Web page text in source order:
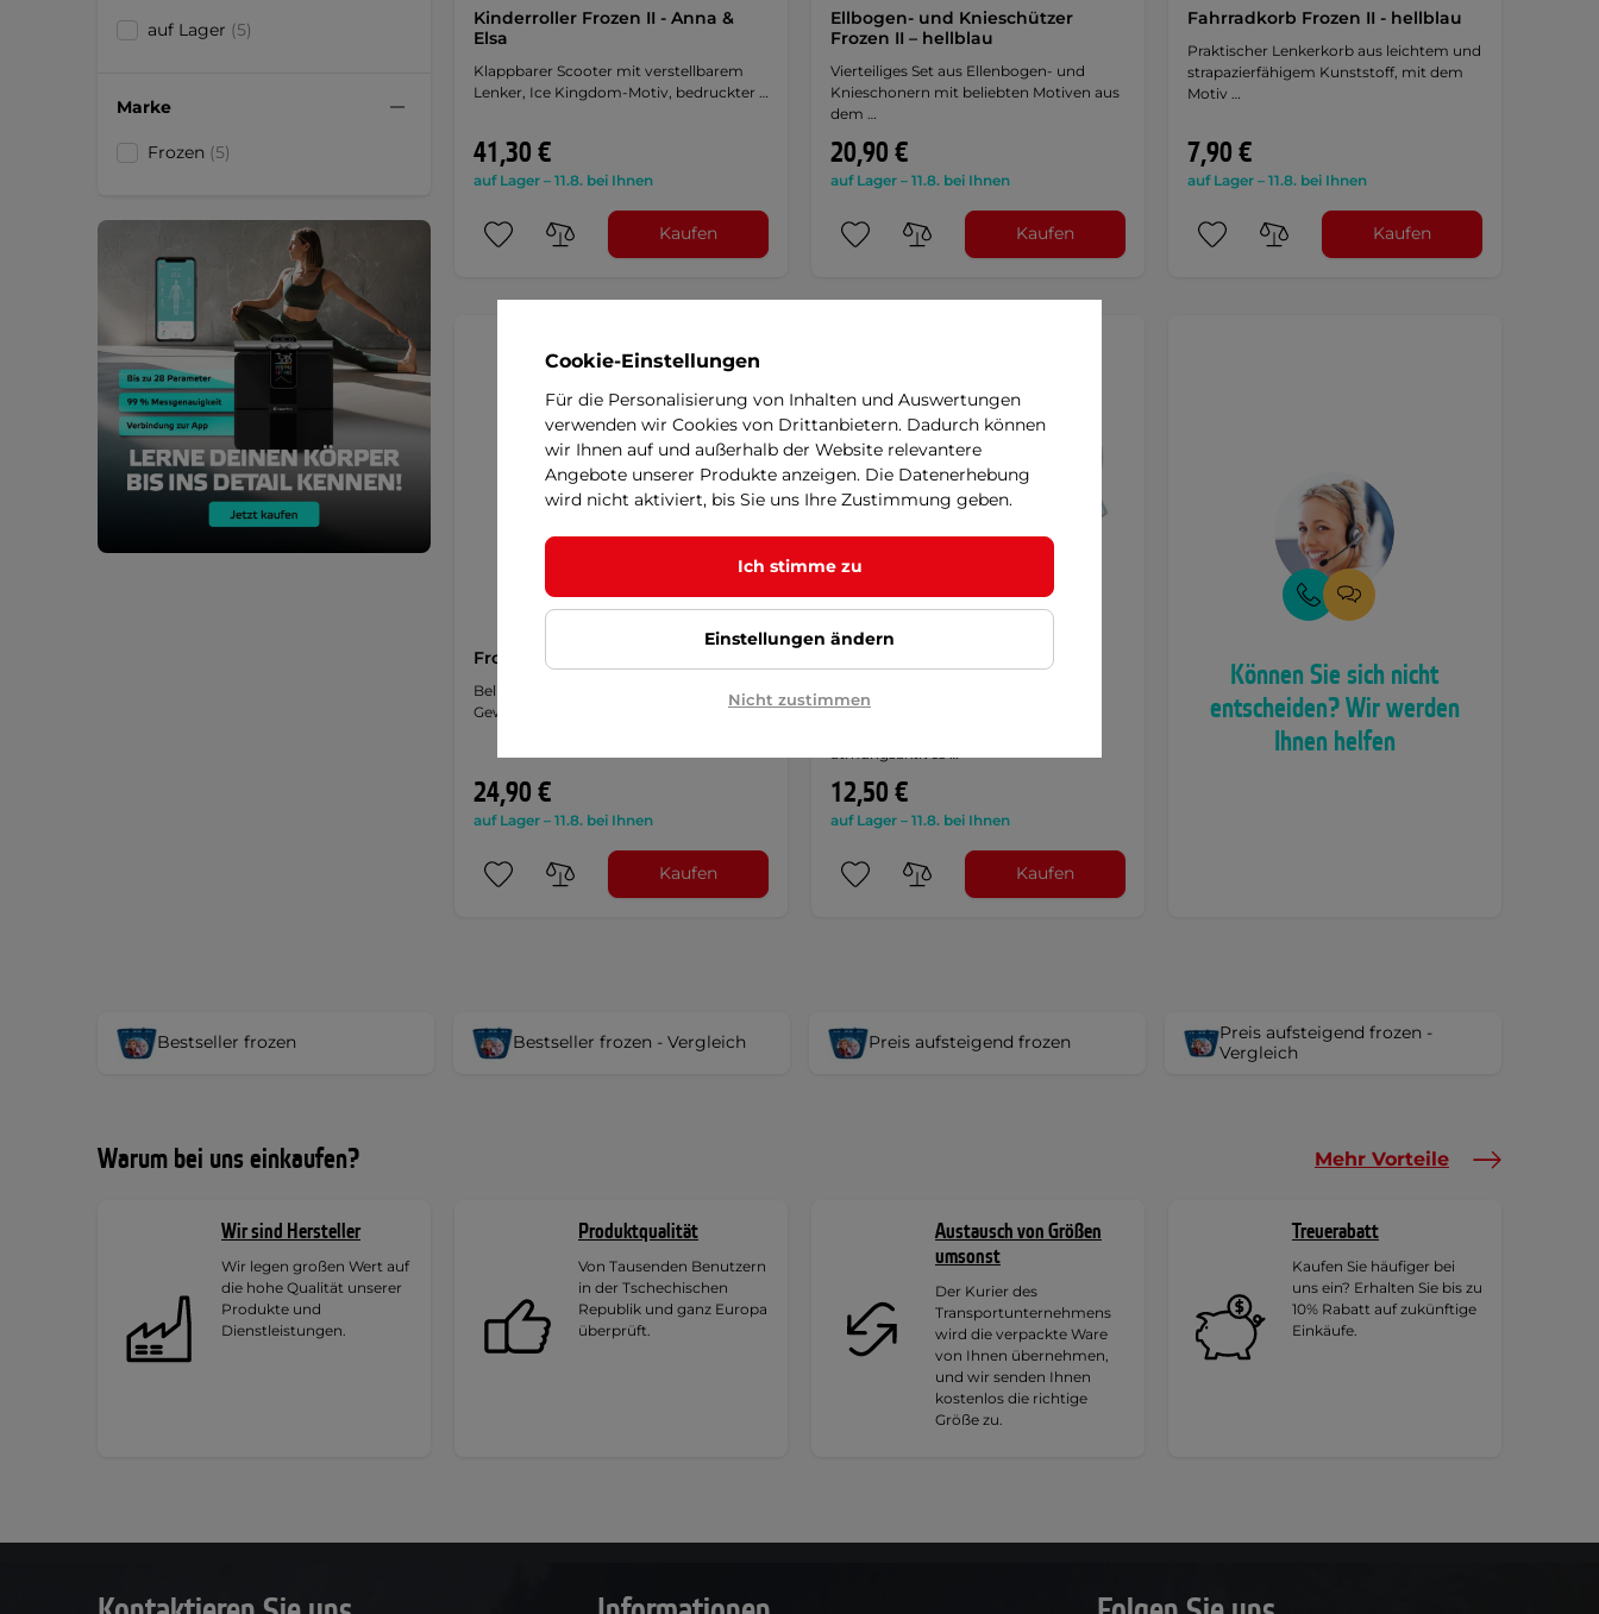
auf Lager (5)
Marke
Frozen (5)
Kinderroller Frozen II - Anna &
Elsa
Klappbarer Scooter mit verstellbarem
Lenker, Ice Kingdom-Motiv, bedruckter …
41,30 €
auf Lager – 11.8. bei Ihnen
Kaufen
Ellbogen- und Knieschützer
Frozen II – hellblau
Vierteiliges Set aus Ellenbogen- und
Knieschonern mit beliebten Motiven aus
dem …
20,90 €
auf Lager – 11.8. bei Ihnen
Kaufen
Fahrradkorb Frozen II - hellblau
Praktischer Lenkerkorb aus leichtem und
strapazierfähigem Kunststoff, mit dem
Motiv …
7,90 €
auf Lager – 11.8. bei Ihnen
Kaufen
Frozen II Fahrradhelm S
Belüftungslöcher, Innenfutter, geringes
Gewicht, EN 1078 Zertifikat, Motiv des …
24,90 €
auf Lager – 11.8. bei Ihnen
Kaufen
Kinder-Fahrradhandschuhe
Kinder-Fahrradhandschuhe Frozen,
12,50 €
auf Lager – 11.8. bei Ihnen
Kaufen
Können Sie sich nicht
entscheiden? Wir werden
Ihnen helfen
Bestseller frozen Bestseller frozen - Vergleich Preis aufsteigend frozen
Preis aufsteigend frozen -
Vergleich
Warum bei uns einkaufen? Mehr Vorteile
Wir sind Hersteller
Wir legen großen Wert auf
die hohe Qualität unserer
Produkte und
Dienstleistungen.
Produktqualität
Von Tausenden Benutzern
in der Tschechischen
Republik und ganz Europa
überprüft.
Austausch von Größen
umsonst
Der Kurier des
Transportunternehmens
wird die verpackte Ware
von Ihnen übernehmen,
und wir senden Ihnen
kostenlos die richtige
Größe zu.
Treuerabatt
Kaufen Sie häufiger bei
uns ein? Erhalten Sie bis zu
10% Rabatt auf zukünftige
Einkäufe.
Cookie-Einstellungen
Für die Personalisierung von Inhalten und Auswertungen
verwenden wir Cookies von Drittanbietern. Dadurch können
wir Ihnen auf und außerhalb der Website relevantere
Angebote unserer Produkte anzeigen. Die Datenerhebung
wird nicht aktiviert, bis Sie uns Ihre Zustimmung geben.
Ich stimme zu
Einstellungen ändern
Nicht zustimmen